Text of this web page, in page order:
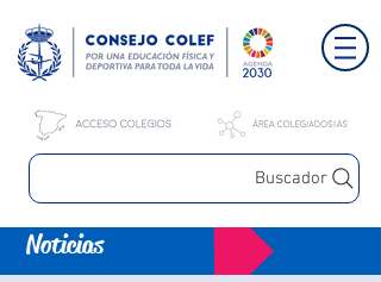
Buscador
Noticias